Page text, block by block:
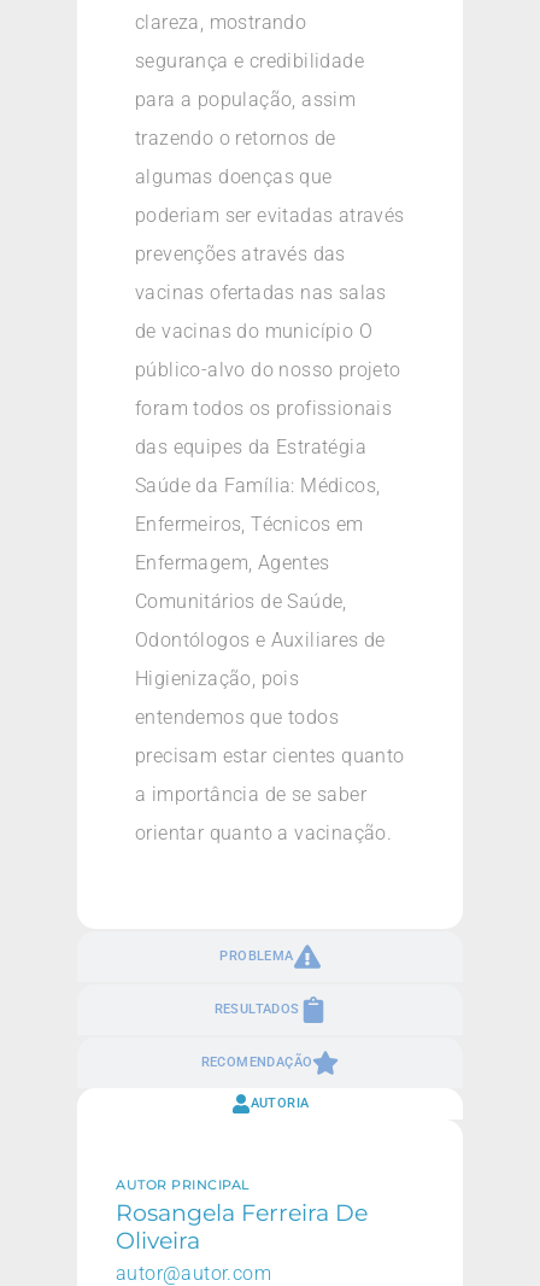
PROBLEMA
RESULTADOS
RECOMENDAÇÃO
clareza, mostrando
segurança e credibilidade
para a população, assim
trazendo o retornos de
algumas doenças que
poderiam ser evitadas através
prevenções através das
vacinas ofertadas nas salas
de vacinas do município O
público-alvo do nosso projeto
foram todos os profissionais
das equipes da Estratégia
Saúde da Família: Médicos,
Enfermeiros, Técnicos em
Enfermagem, Agentes
Comunitários de Saúde,
Odontólogos e Auxiliares de
Higienização, pois
entendemos que todos
precisam estar cientes quanto
a importância de se saber
orientar quanto a vacinação.
AUTORIA
AUTOR PRINCIPAL
Rosangela Ferreira De
Oliveira
autor@autor.com